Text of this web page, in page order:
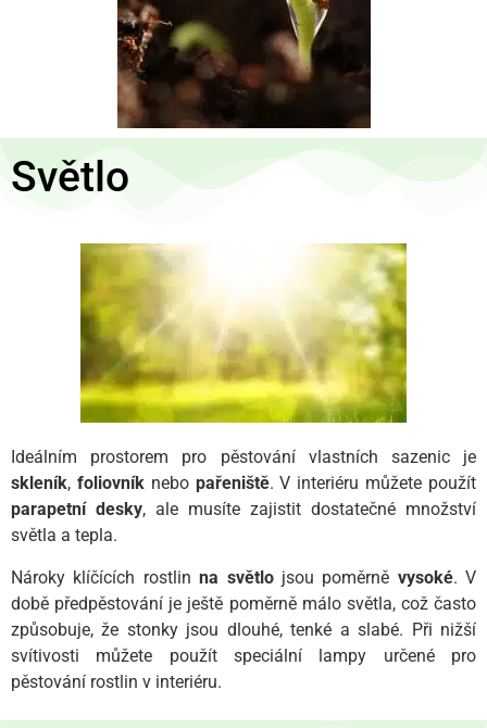
Světlo
Ideálním prostorem pro pěstování vlastních sazenic je
skleník, foliovníknebo pařeniště. V interiéru můžete použít
parapetní desky, ale musíte zajistit dostatečné množství
světla a tepla.
Nároky klíčících rostlinna světlojsou poměrně vysoké. V
době předpěstování je ještě poměrně málo světla, což často
způsobuje, že stonky jsou dlouhé, tenké a slabé. Při nižší
svítivosti můžete použít speciální lampy určené pro
pěstování rostlin v interiéru.